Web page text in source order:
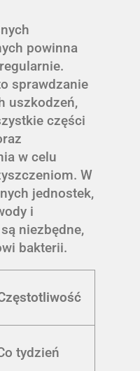
powinna
sprawdzanie
uszkodzeń,
części
w celu
W
jednostek,
i
niezbędne,
bakterii.
tydzień